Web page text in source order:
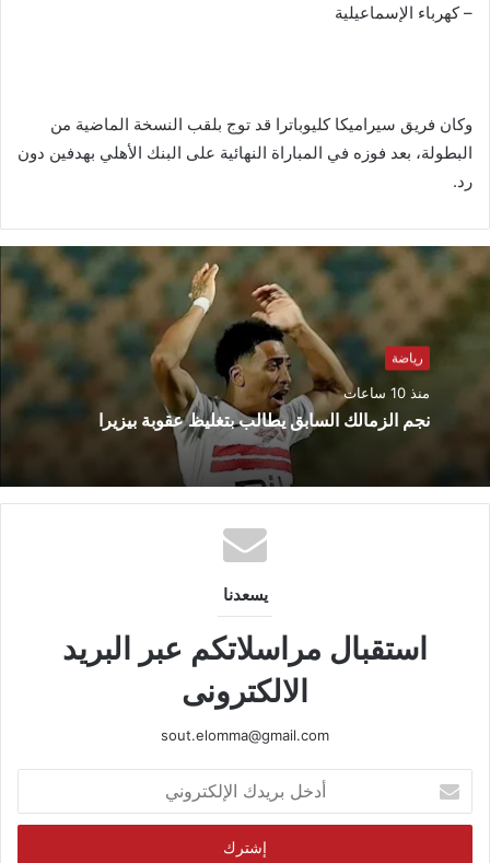
– كهرباء الإسماعيلية
وكان فريق سيراميكا كليوباترا قد توج بلقب النسخة الماضية من
البطولة، بعد فوزه في المباراة النهائية على البنك الأهلي بهدفين دون
رد.
رياضة
منذ 10 ساعات
نجم الزمالك السابق يطالب بتغليظ عقوبة بيزيرا
يسعدنا
استقبال مراسلاتكم عبر البريد
الالكترونى
sout.elomma@gmail.com
بريدك
الإلكتروني